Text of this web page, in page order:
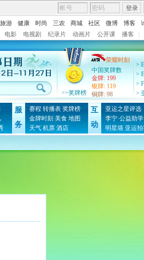
登录
旅游 健康 时尚 三农 商城 社区 微博 博客
电影 电视剧 纪录片 动画片 公开课 播客
>
>
>
>
>>奖牌榜
荣耀时刻
中国奖牌数
金牌: 199
银牌: 119
铜牌: 98
服
务
赛程 转播表 奖牌榜
金牌时刻 美食 地图
天气 机票 酒店
互
动
亚运之星评选
李宁·公益助学
明星墙 亚运